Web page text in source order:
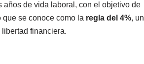
años de vida laboral, con el objetivo de
que se conoce como la regla del 4%, un
financiera.